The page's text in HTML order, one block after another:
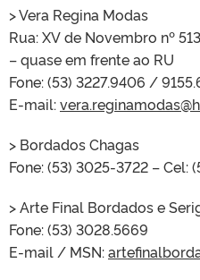
> Vera Regina Modas
Rua: XV de Novembro nº
– quase em frente ao RU
Fone: (53) 3227.9406 /
E-mail:
> Bordados Chagas
Fone: (53) 3025-3722 – Cel:
> Arte Final Bordados e
Fone: (53) 3028.5669
E-mail / MSN: